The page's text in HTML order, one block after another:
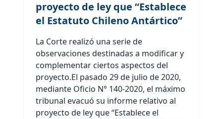
proyecto de ley que “Establece
el Estatuto Chileno Antártico”
La Corte realizó una serie de
observaciones destinadas a modificar y
complementar ciertos aspectos del
proyecto.El pasado 29 de julio de 2020,
mediante Oficio N° 140-2020, el máximo
tribunal evacuó su informe relativo al
proyecto de ley que “Establece el